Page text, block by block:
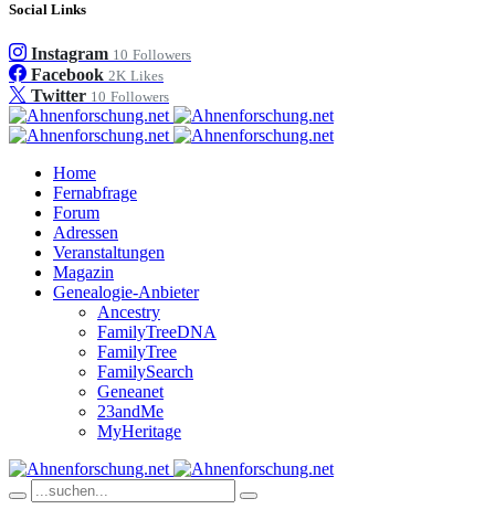
Social Links
Instagram 10 Followers
Facebook 2K Likes
Twitter 10 Followers
Home
Fernabfrage
Forum
Adressen
Veranstaltungen
Magazin
Genealogie-Anbieter
Ancestry
FamilyTreeDNA
FamilyTree
FamilySearch
Geneanet
23andMe
MyHeritage